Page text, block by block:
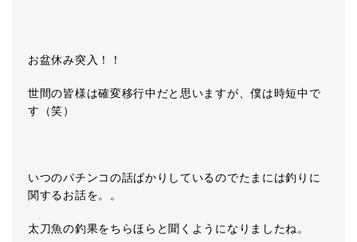
お盆休み突入！！
世間の皆様は確変移行中だと思いますが、僕は時短中で
す（笑）
いつのパチンコの話ばかりしているのでたまには釣りに
関するお話を。。
太刀魚の釣果をちらほらと聞くようになりましたね。